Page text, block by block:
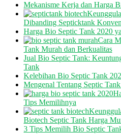
Mekanisme Kerja dan Harga
Dibanding Septicktank
Harga Bio Septic Tank 2020
Cara
Tank Murah dan Berkualitas
Jual Bio Septic Tank:
Tank
Kelebihan Bio Septic Tank
Mengenal Tentang Septic
Tips Memilihnya
Biotech Septic Tank Harga
3 Tips Memilih Bio Septic